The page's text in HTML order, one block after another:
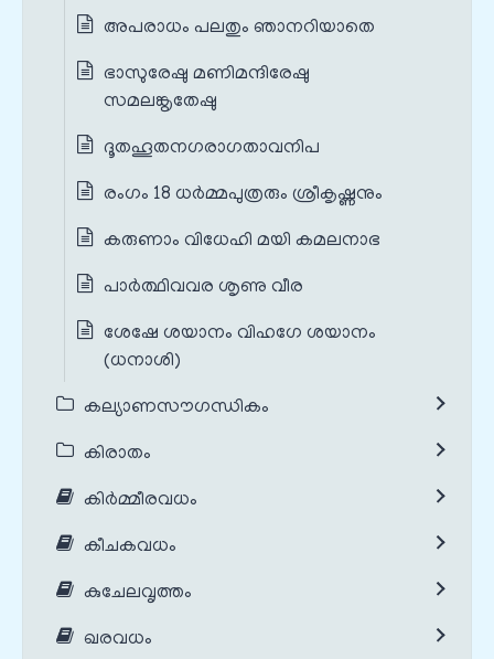
അപരാധം പലതും ഞാനറിയാതെ
ഭാസുരേഷു മണിമന്ദിരേഷു
സമലങ്കൃതേഷു
ദൂതഹൂതനഗരാഗതാവനിപ
രംഗം 18 ധർമ്മപുത്രരും ശ്രീകൃഷ്ണനും
കരുണാം വിധേഹി മയി കമലനാഭ
പാർത്ഥിവവര ശൃണു വീര
ശേഷേ ശയാനം വിഹഗേ ശയാനം
(ധനാശി)
കല്യാണസൗഗന്ധികം
കിരാതം
കിർമ്മീരവധം
കീചകവധം
കുചേലവൃത്തം
ഖരവധം